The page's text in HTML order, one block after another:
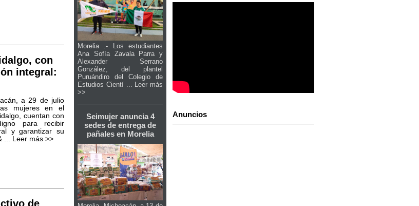
con
integral:
a 29 de julio
mujeres en el
cuentan con
para recibir
y garantizar su
... Leer más >>
de
Morelia .- Los estudiantes
Ana Sofía Zavala Parra y
Alexander Serrano
González, del plantel
Puruándiro del Colegio de
Estudios Cientí ... Leer más
>>
Seimujer anuncia 4
sedes de entrega de
pañales en Morelia
Anuncios